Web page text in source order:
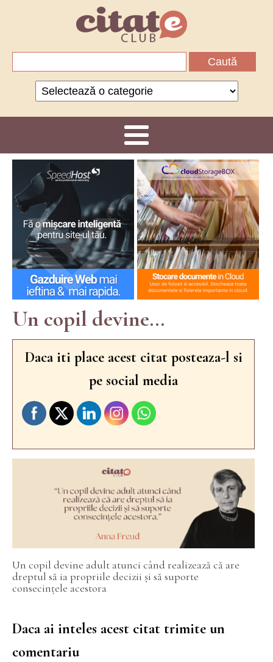
Categorii
Un copil devine...
Daca iti place acest citat posteaza-l si
pe social media
Un copil devine adult atunci când realizează că are
dreptul să ia propriile decizii și să suporte
consecințele acestora
Daca ai inteles acest citat trimite un
comentariu